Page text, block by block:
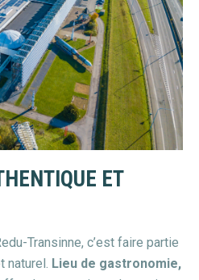
ET
Transinne, c’est faire partie
naturel. Lieu de gastronomie,